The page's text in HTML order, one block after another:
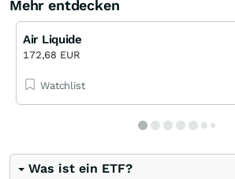
Mehr entdecken
Air Liquide
172,68 EUR
Watchlist
Was ist ein ETF?